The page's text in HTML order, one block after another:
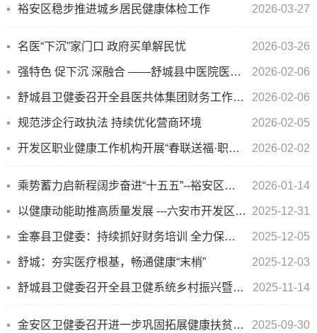
裕安区稳步推进城乡居民健康体检工作 2026-03-27
名医“下沉”家门口 政府买单解民忧 2026-03-26
强特色 促下沉 深融合 ——舒城县中医院医共体集团召开党委扩大会议 2026-02-06
舒城县卫健委召开全县医共体集团财务工作会议 2026-02-06
规范涉企行政执法 持续优化营商环境 2026-02-05
开发区职业健康工作机构开展“春联送福·职业健康进企业”活动 2026-02-02
乘势蓄力启新程阔步奋进“十五五”--裕安区卫健系统召开2026年度工作务虚会 2026-01-14
以健康动能助推高质量发展 ---六安市开发区多措并举筑牢职业健康防护基础 2025-12-31
金寨县卫健委：持续抓好财务培训 全力保障卫生财务年报提质增效 2025-12-05
舒城：夯实医疗根基，畅通健康“末梢” 2025-12-03
舒城县卫健委召开全县卫健系统乡村振兴暨文明城市创建工作部署会 2025-11-14
金安区卫健委召开进一步巩固拓展健康扶贫成果同乡村振兴有效衔接做实基本公共卫生服务工作调度会 2025-09-30